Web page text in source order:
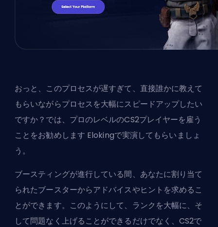
おっと、このプロセスが遅すぎて、直接誰かに教えて
もらいながらプロセスを大幅にスピードアップしたい
ですか？では、 プロのレベルのCS2プレイヤーを雇う
ことをお勧めします Elokingで実演してもらいましょ
う。
ブースティングが進行している間、あなたに割り当て
られたブースターからアドバイスやヒントを求めるこ
とができます。このようにして、ランクを大幅に、そ
して問題なく上げることができるだけでなく、CS2で